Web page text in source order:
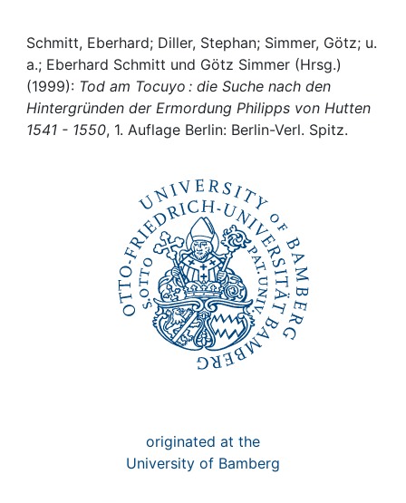
Awards
My FIS
Help
Schmitt, Eberhard; Diller, Stephan; Simmer, Götz; u.
a.; Eberhard Schmitt und Götz Simmer (Hrsg.)
(1999): Tod am Tocuyo : die Suche nach den
Hintergründen der Ermordung Philipps von Hutten
1541 - 1550, 1. Auflage Berlin: Berlin-Verl. Spitz.
originated at the
University of Bamberg